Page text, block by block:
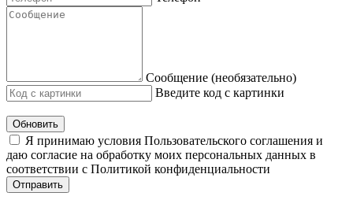
Сообщение (необязательно)
Введите код с картинки
Обновить
Я принимаю условия Пользовательского соглашения и
даю согласие на обработку моих персональных данных в
соответствии с Политикой конфиденциальности
Отправить